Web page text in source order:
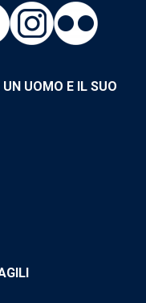
UOMO E IL SUO